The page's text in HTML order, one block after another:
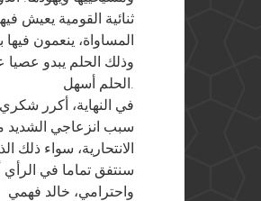
ثنائية القومية يعيش
المساواة، ينعمون
وذلك الحلم يبدو عصيا
الحلم أسهل.
في النهاية، أكرر
سبب انزعاجي الشديد
الانتحارية، سواء ذلك
سنتفق تماما في الرأي
واحترامي، خالد فهمي